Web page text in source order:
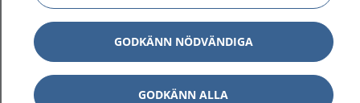
GODKÄNN NÖDVÄNDIGA
GODKÄNN ALLA